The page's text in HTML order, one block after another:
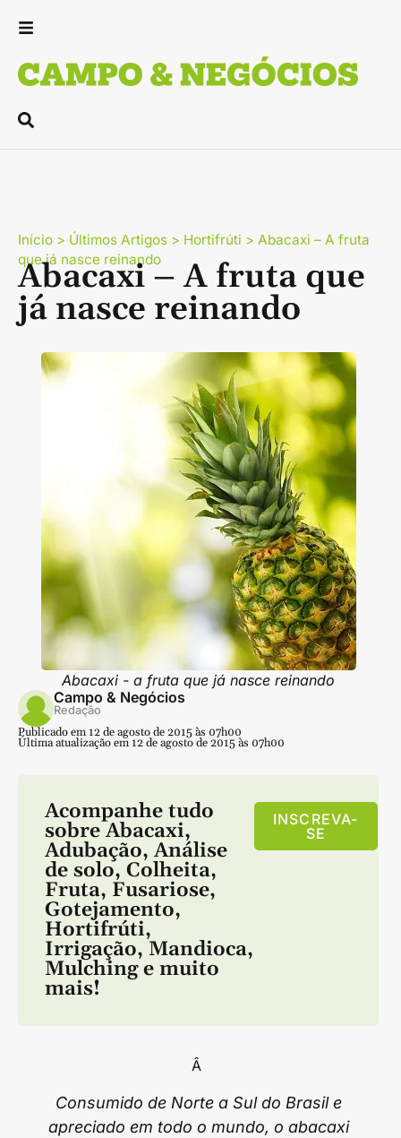
Início > Últimos Artigos > Hortifrúti > Abacaxi – A fruta
que já nasce reinando
Abacaxi – A fruta que
já nasce reinando
Abacaxi - a fruta que já nasce reinando
Campo & Negócios
Redação
Publicado em 12 de agosto de 2015 às 07h00
Última atualização em 12 de agosto de 2015 às 07h00
Acompanhe tudo
sobre Abacaxi,
Adubação, Análise
de solo, Colheita,
Fruta, Fusariose,
Gotejamento,
Hortifrúti,
Irrigação, Mandioca,
Mulchinge muito
mais!
INSCREVA-
SE
Â
Consumido de Norte a Sul do Brasil e
apreciado em todo o mundo, o abacaxi